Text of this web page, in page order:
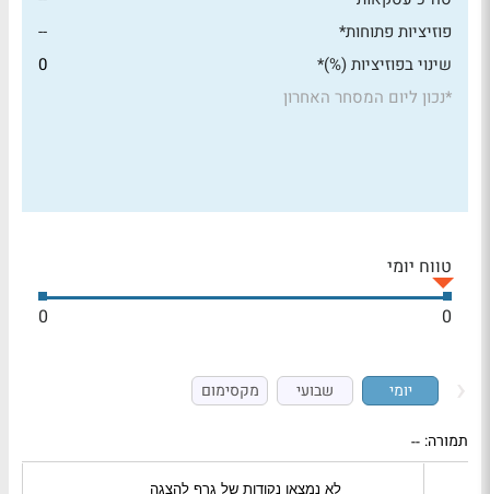
פוזיציות פתוחות*
--
שינוי בפוזיציות (%)*
0
*נכון ליום המסחר האחרון
טווח יומי
0
0
יומי שבועי מקסימום
תמורה: --